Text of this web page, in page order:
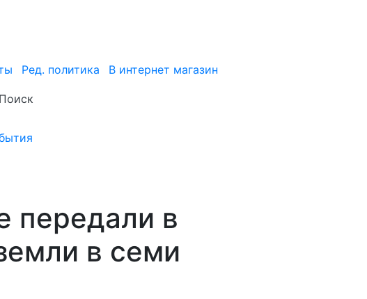
Ред. политика В интернет магазин
передали в
в семи